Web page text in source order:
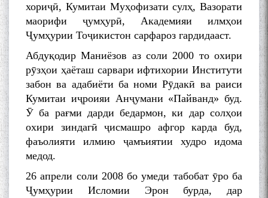
хориҷӣ, Кумитаи Муҳофизати сулҳ, Вазорати
маорифи ҷумҳурӣ, Академияи илмҳои
Ҷумҳурии Тоҷикистон сарфароз гардидааст.
Абдуқодир Маниёзов аз соли 2000 то охири
рӯзҳои ҳаёташ сарвари ифтихории Институти
забон ва адабиёти ба номи Рӯдакӣ ва раиси
Кумитаи иҷроияи Анҷумани «Пайванд» буд.
Ӯ ба рағми дарди бедармон, ки дар солҳои
охири зиндагӣ ҷисмашро афгор карда буд,
фаъолияти илмию ҷамъиятии худро идома
медод.
26 апрели соли 2008 бо умеди табобат ӯро ба
Ҷумҳурии Исломии Эрон бурда, дар